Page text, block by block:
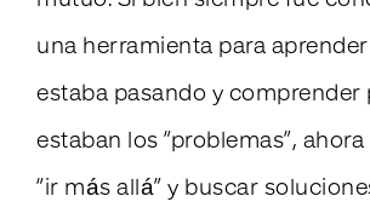
una herramienta para
estaba pasando y comprender
estaban los “problemas”,
“ir más allá” y buscar